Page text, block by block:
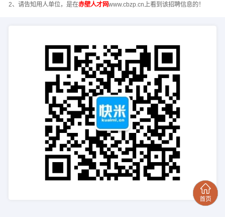
2、请告知用人单位，是在赤壁人才网www.cbzp.cn上看到该招聘信息的！